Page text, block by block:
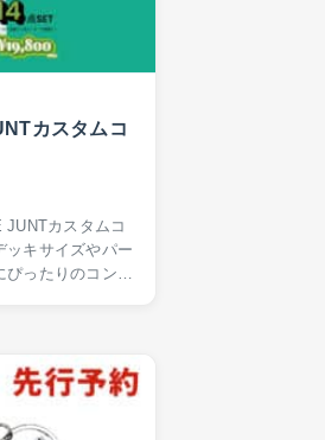
カスタムコ
カスタムコ
ッキサイズやパー
ぴったりのコンプ